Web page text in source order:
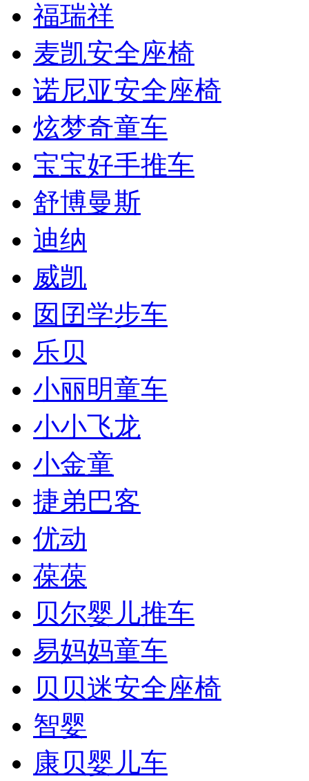
福瑞祥
麦凯安全座椅
诺尼亚安全座椅
炫梦奇童车
宝宝好手推车
舒博曼斯
迪纳
威凯
囡囝学步车
乐贝
小丽明童车
小小飞龙
小金童
捷弟巴客
优动
葆葆
贝尔婴儿推车
易妈妈童车
贝贝迷安全座椅
智婴
康贝婴儿车